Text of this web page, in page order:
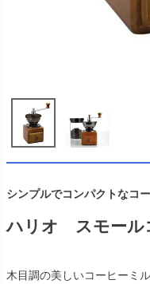
シンプルでコンパクトなコ
ハリオ スモール
木目調の美しいコーヒーミ